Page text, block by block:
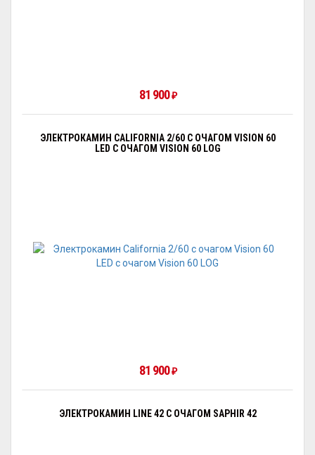
81 900₽
ЭЛЕКТРОКАМИН CALIFORNIA 2/60 С ОЧАГОМ VISION 60
LED С ОЧАГОМ VISION 60 LOG
81 900₽
ЭЛЕКТРОКАМИН LINE 42 С ОЧАГОМ SAPHIR 42